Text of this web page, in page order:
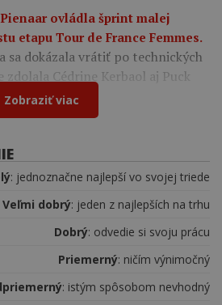
ovládla šprint malej
etapu Tour de France Femmes.
sa dokázala vrátiť po technických
zdolala Cédrine Kerbaol aj Puck
Zobraziť viac
: jednoznačne najlepší vo svojej triede
Veľmi dobrý: jeden z najlepších na trhu
Dobrý: odvedie si svoju prácu
Priemerný: ničím výnimočný
: istým spôsobom nevhodný